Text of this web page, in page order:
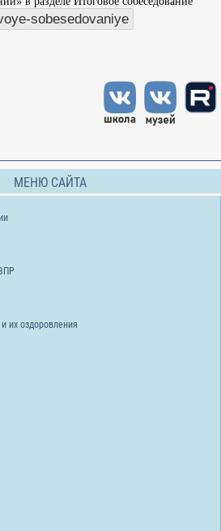
sobesedovaniye
МЕНЮ САЙТА
их оздоровления